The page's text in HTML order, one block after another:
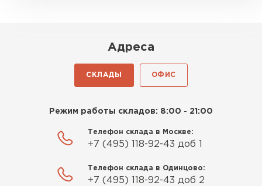
Адреса
СКЛАДЫ ОФИС
Режим работы складов: 8:00 - 21:00
Телефон склада в Москве:
+7 (495) 118-92-43 доб 1
Телефон склада в Одинцово:
+7 (495) 118-92-43 доб 2